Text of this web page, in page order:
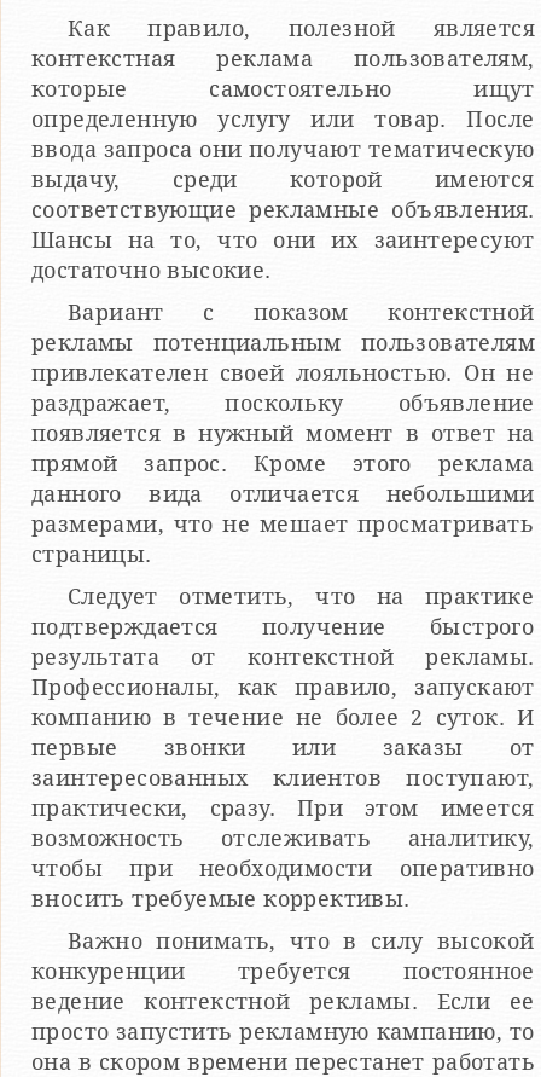
Как правило, полезной является
контекстная реклама пользователям,
которые самостоятельно ищут
определенную услугу или товар. После
ввода запроса они получают тематическую
выдачу, среди которой имеются
соответствующие рекламные объявления.
Шансы на то, что они их заинтересуют
достаточно высокие.
Вариант с показом контекстной
рекламы потенциальным пользователям
привлекателен своей лояльностью. Он не
раздражает, поскольку объявление
появляется в нужный момент в ответ на
прямой запрос. Кроме этого реклама
данного вида отличается небольшими
размерами, что не мешает просматривать
страницы.
Следует отметить, что на практике
подтверждается получение быстрого
результата от контекстной рекламы.
Профессионалы, как правило, запускают
компанию в течение не более 2 суток. И
первые звонки или заказы от
заинтересованных клиентов поступают,
практически, сразу. При этом имеется
возможность отслеживать аналитику,
чтобы при необходимости оперативно
вносить требуемые коррективы.
Важно понимать, что в силу высокой
конкуренции требуется постоянное
ведение контекстной рекламы. Если ее
просто запустить рекламную кампанию, то
она в скором времени перестанет работать